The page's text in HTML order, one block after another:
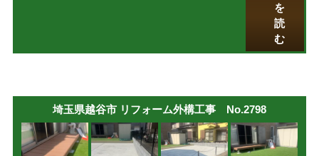
を
読
む
埼玉県越谷市 リフォーム外構工事 No.2798